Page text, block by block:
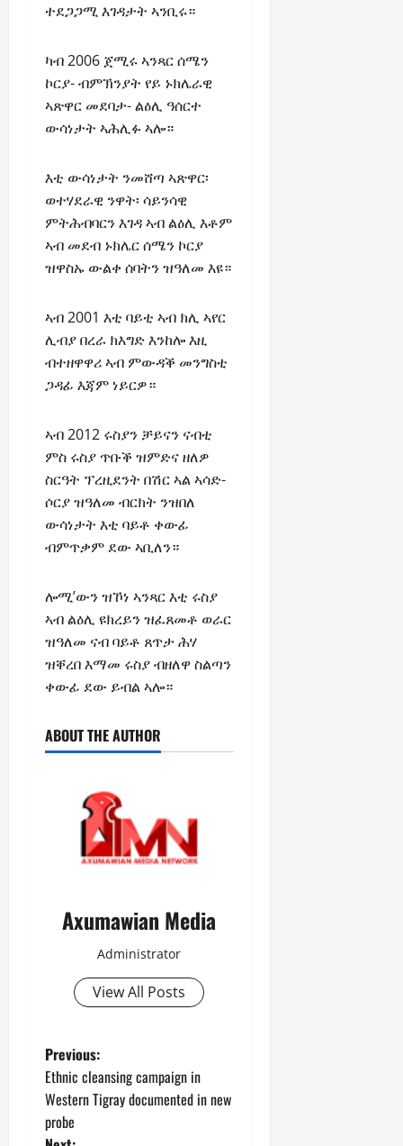
ተደጋጋሚ እገዳታት ኣንቢሩ።
ካብ 2006 ጀሚሩ ኣንጻር ሰሜን
ኮርያ- ብምኽንያት የይ ኑክሌራዊ
ኣጽዋር መደባታ- ልዕሊ ዓሰርተ
ውሳነታት ኣሕሊፉ ኣሎ።
እቲ ውሳነታት ንመሸጣ ኣጽዋር፡
ወተሃደራዊ ንዋት፡ ሳይንሳዊ
ምትሕብባርን እገዳ ኣብ ልዕሊ እቶም
ኣብ መደብ ኑክሌር ሰሜን ኮርያ
ዝዋስኡ ውልቀ ሰባትን ዝዓለመ እዩ።
ኣብ 2001 እቲ ባይቲ ኣብ ክሊ ኣየር
ሊብያ በረራ ክእግድ እንከሎ እዚ
ብተዘዋዋሪ ኣብ ምውዳቕ መንግስቲ
ጋዳፊ እጃም ነይርዎ።
ኣብ 2012 ሩስያን ቻይናን ናብቲ
ምስ ሩስያ ጥቡቕ ዝምድና ዘለዎ
ስርዓት ፕረዚደንት በሽር ኣል ኣሳድ-
ሶርያ ዝዓለመ ብርክት ንዝበለ
ውሳነታት እቲ ባይቶ ቀውፊ
ብምጥቃም ደው ኣቢለን።
ሎሚ’ውን ዝኾነ ኣንጻር እቲ ሩስያ
ኣብ ልዕሊ ዩክረይን ዝፈጸመቶ ወራር
ዝዓለመ ናብ ባይቶ ጸጥታ ሕሃ
ዝቐረበ እማመ ሩስያ ብዘለዋ ስልጣን
ቀውፊ ደው ይብል ኣሎ።
ABOUT THE AUTHOR
Axumawian Media
Administrator
View All Posts
Previous:
Ethnic cleansing campaign in
Western Tigray documented in new
probe